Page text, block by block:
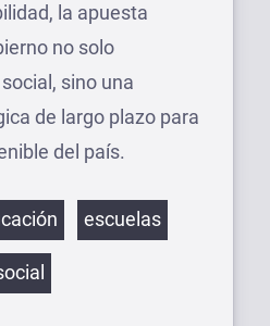
la apuesta
no solo
sino una
de largo plazo para
del país.
escuelas